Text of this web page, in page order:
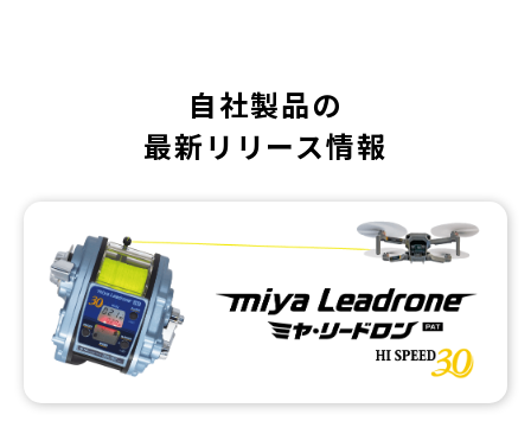
自社製品の
最新リリース情報